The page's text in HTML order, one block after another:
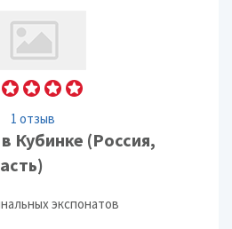
1 отзыв
Кубинке (Россия,
экспонатов